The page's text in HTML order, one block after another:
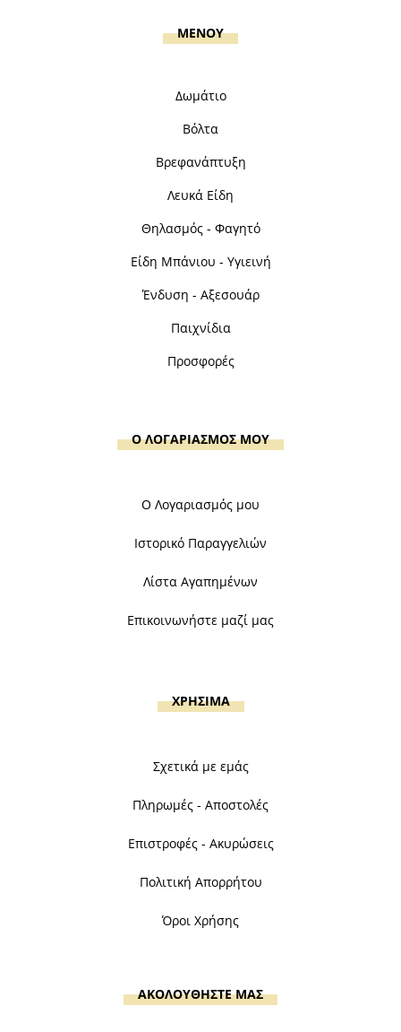
MENOY
Δωμάτιο
Βόλτα
Βρεφανάπτυξη
Λευκά Είδη
Θηλασμός - Φαγητό
Είδη Μπάνιου - Υγιεινή
Ένδυση - Αξεσουάρ
Παιχνίδια
Προσφορές
Ο ΛΟΓΑΡΙΑΣΜΟΣ ΜΟΥ
Ο Λογαριασμός μου
Ιστορικό Παραγγελιών
Λίστα Αγαπημένων
Επικοινωνήστε μαζί μας
ΧΡΗΣΙΜΑ
Σχετικά με εμάς
Πληρωμές - Αποστολές
Επιστροφές - Ακυρώσεις
Πολιτική Απορρήτου
Όροι Χρήσης
ΑΚΟΛΟΥΘΗΣΤΕ ΜΑΣ